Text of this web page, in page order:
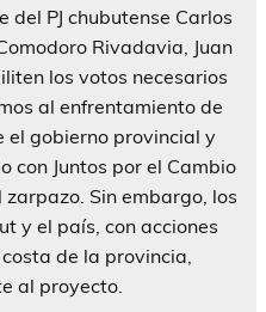
PJ chubutense Carlos
Rivadavia, Juan
los votos necesarios
al enfrentamiento de
el gobierno provincial y
con Juntos por el Cambio
zarpazo. Sin embargo, los
y el país, con acciones
de la provincia,
al proyecto.